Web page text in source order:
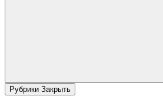
Рубрики Закрыть